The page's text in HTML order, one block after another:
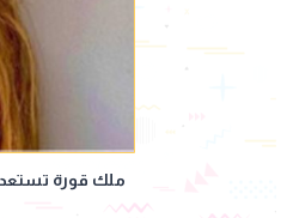
ملك قورة تستعد